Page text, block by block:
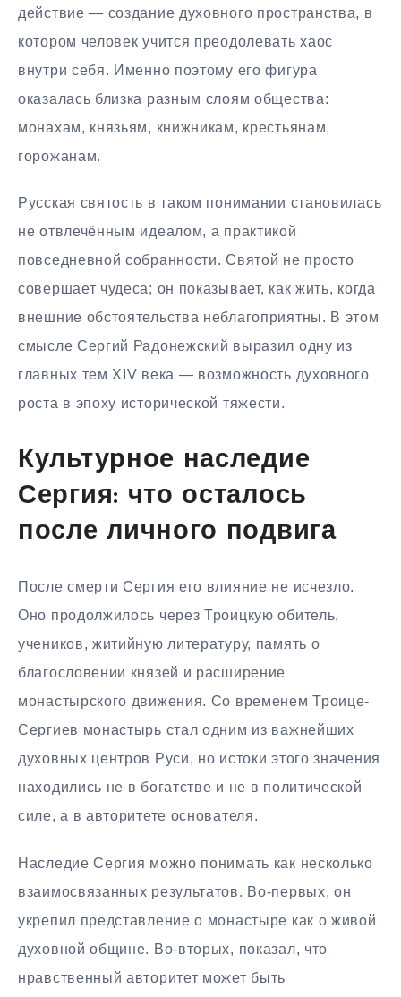
действие — создание духовного пространства, в
котором человек учится преодолевать хаос
внутри себя. Именно поэтому его фигура
оказалась близка разным слоям общества:
монахам, князьям, книжникам, крестьянам,
горожанам.
Русская святость в таком понимании становилась
не отвлечённым идеалом, а практикой
повседневной собранности. Святой не просто
совершает чудеса; он показывает, как жить, когда
внешние обстоятельства неблагоприятны. В этом
смысле Сергий Радонежский выразил одну из
главных тем XIV века — возможность духовного
роста в эпоху исторической тяжести.
Культурное наследие
Сергия: что осталось
после личного подвига
После смерти Сергия его влияние не исчезло.
Оно продолжилось через Троицкую обитель,
учеников, житийную литературу, память о
благословении князей и расширение
монастырского движения. Со временем Троице-
Сергиев монастырь стал одним из важнейших
духовных центров Руси, но истоки этого значения
находились не в богатстве и не в политической
силе, а в авторитете основателя.
Наследие Сергия можно понимать как несколько
взаимосвязанных результатов. Во-первых, он
укрепил представление о монастыре как о живой
духовной общине. Во-вторых, показал, что
нравственный авторитет может быть